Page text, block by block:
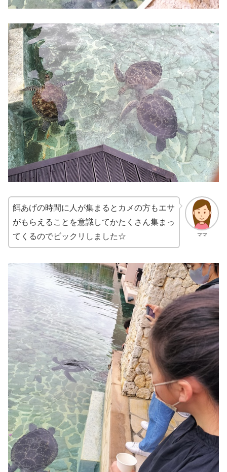
ママ
餌あげの時間に人が集まるとカメの方もエサ
がもらえることを意識してかたくさん集まっ
てくるのでビックリしました☆